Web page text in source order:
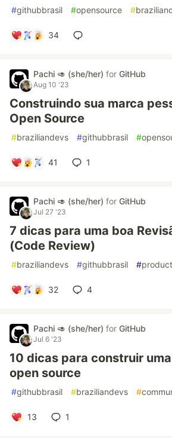
#githubbrasil #opensource #
34
Pachi 🥑 (she/her) for GitHub
Aug 10 '23
Construindo sua marca
Open Source
#braziliandevs #githubbrasil #
41 1
Pachi 🥑 (she/her) for GitHub
Jul 27 '23
7 dicas para uma boa
(Code Review)
#braziliandevs #githubbrasil #
32 4
Pachi 🥑 (she/her) for GitHub
Jul 6 '23
10 dicas para construir
open source
#githubbrasil #braziliandevs #
13 1